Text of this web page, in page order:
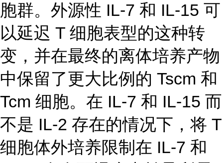
胞群。外源性 IL-7 和 IL-15 可
以延迟 T 细胞表型的这种转
变，并在最终的离体培养产物
中保留了更大比例的 Tscm 和
Tcm 细胞。在 IL-7 和 IL-15 而
不是 IL-2 存在的情况下，将 T
细胞体外培养限制在 IL-7 和